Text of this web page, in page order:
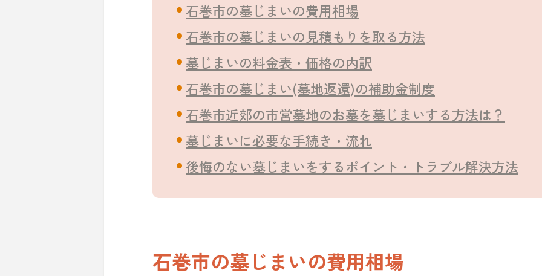
石巻市の墓じまいの費用相場
石巻市の墓じまいの見積もりを取る方法
墓じまいの料金表・価格の内訳
石巻市の墓じまい(墓地返還)の補助金制度
石巻市近郊の市営墓地のお墓を墓じまいする方法は？
墓じまいに必要な手続き・流れ
後悔のない墓じまいをするポイント・トラブル解決方法
石巻市の墓じまいの費用相場